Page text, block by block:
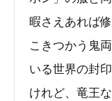
暇さえあれば
こきつかう鬼
いる世界の封
けれど、竜王